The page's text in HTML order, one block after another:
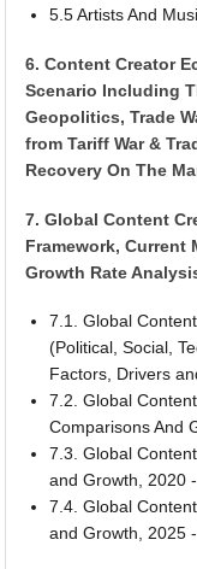
5.5 Artists And
6. Content Creator
Scenario Including
Geopolitics, Trade
from Tariff War &
Recovery On The
7. Global Content
Framework, Current
Growth Rate
7.1. Global
(Political, Social,
Factors, Drivers
7.2. Global
Comparisons And
7.3. Global
and Growth, 2020
7.4. Global
and Growth, 2025